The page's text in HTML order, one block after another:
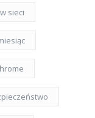
sieci